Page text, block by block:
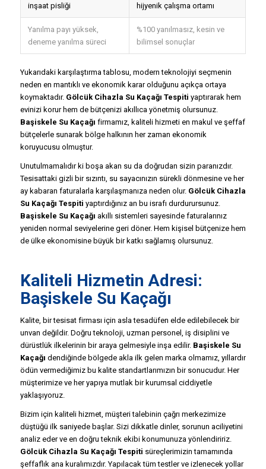
inşaat pisliği
hijyenik çalışma ortamı
Yanılma payı yüksek,
deneme yanılma süreci
%100 yanılmasız, kesin ve
bilimsel sonuçlar
Yukarıdaki karşılaştırma tablosu, modern teknolojiyi seçmenin
neden en mantıklı ve ekonomik karar olduğunu açıkça ortaya
koymaktadır. Gölcük Cihazla Su Kaçağı Tespiti yaptırarak hem
evinizi korur hem de bütçenizi akıllıca yönetmiş olursunuz.
Başiskele Su Kaçağı firmamız, kaliteli hizmeti en makul ve şeffaf
bütçelerle sunarak bölge halkının her zaman ekonomik
koruyucusu olmuştur.
Unutulmamalıdır ki boşa akan su da doğrudan sizin paranızdır.
Tesisattaki gizli bir sızıntı, su sayacınızın sürekli dönmesine ve her
ay kabaran faturalarla karşılaşmanıza neden olur. Gölcük Cihazla
Su Kaçağı Tespiti yaptırdığınız an bu israfı durdurursunuz.
Başiskele Su Kaçağı akıllı sistemleri sayesinde faturalarınız
yeniden normal seviyelerine geri döner. Hem kişisel bütçenize hem
de ülke ekonomisine büyük bir katkı sağlamış olursunuz.
Kaliteli Hizmetin Adresi:
Başiskele Su Kaçağı
Kalite, bir tesisat firması için asla tesadüfen elde edilebilecek bir
unvan değildir. Doğru teknoloji, uzman personel, iş disiplini ve
dürüstlük ilkelerinin bir araya gelmesiyle inşa edilir. Başiskele Su
Kaçağı dendiğinde bölgede akla ilk gelen marka olmamız, yıllardır
ödün vermediğimiz bu kalite standartlarımızın bir sonucudur. Her
müşterimize ve her yapıya mutlak bir kurumsal ciddiyetle
yaklaşıyoruz.
Bizim için kaliteli hizmet, müşteri talebinin çağrı merkezimize
düştüğü ilk saniyede başlar. Sizi dikkatle dinler, sorunun aciliyetini
analiz eder ve en doğru teknik ekibi konumunuza yönlendiririz.
Gölcük Cihazla Su Kaçağı Tespiti süreçlerimizin tamamında
şeffaflık ana kuralımızdır. Yapılacak tüm testler ve izlenecek yollar